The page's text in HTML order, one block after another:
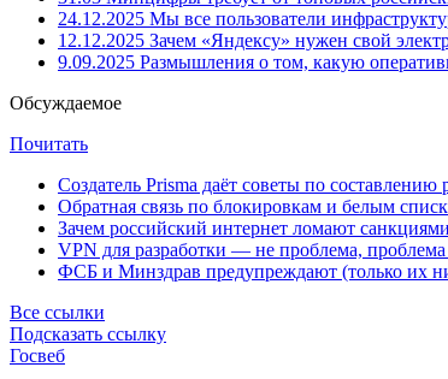
24.12.2025 Мы все пользователи
12.12.2025 Зачем «Яндексу» нужен свой
9.09.2025 Размышления о том, какую
Обсуждаемое
Почитать
Создатель Prisma даёт советы по
Обратная связь по блокировкам и белым
Зачем российский интернет ломают
VPN для разработки — не проблема,
ФСБ и Минздрав предупреждают (только их
Все ссылки
Подсказать ссылку
Госвеб